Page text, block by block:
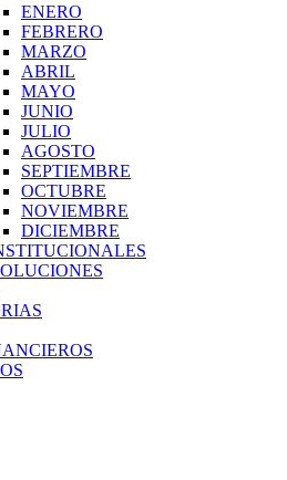
ENERO
FEBRERO
MARZO
ABRIL
MAYO
JUNIO
JULIO
AGOSTO
SEPTIEMBRE
OCTUBRE
NOVIEMBRE
DICIEMBRE